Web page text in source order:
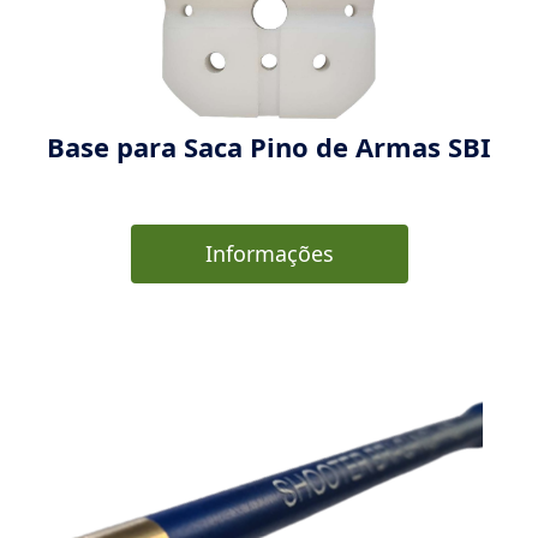
Base para Saca Pino de Armas SBI
Informações